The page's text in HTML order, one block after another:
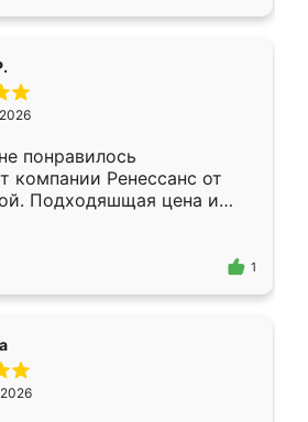
понравилось
компании Ренессанс от
Подходяшщая цена и
изготовления. Приехавший
Владислав
эскизу самый
1